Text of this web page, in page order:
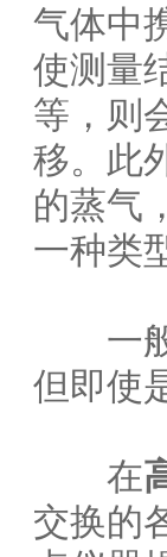
气体中
使测量
等，则
移。此
的蒸气
一种类
一般
但即使
在
交换的